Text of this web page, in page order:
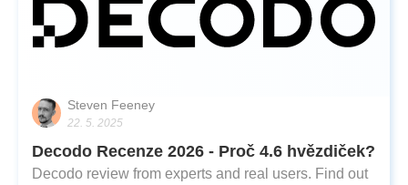
Steven Feeney
22. 5. 2025
Decodo Recenze 2026 - Proč 4.6 hvězdiček?
Decodo review from experts and real users. Find out